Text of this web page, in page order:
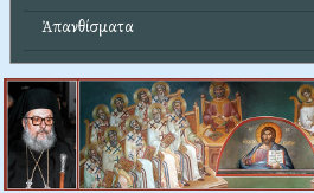
Ἀπανθίσματα